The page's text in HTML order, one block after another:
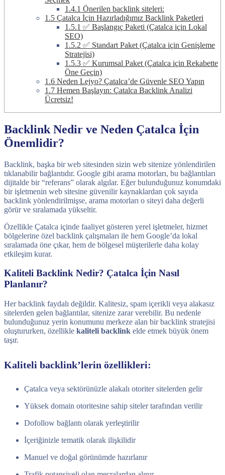
1.4.1 Önerilen backlink siteleri:
1.5 Çatalca İçin Hazırladığımız Backlink Paketleri
1.5.1 ✅ Başlangıç Paketi (Çatalca için Lokal
SEO)
1.5.2 ✅ Standart Paket (Çatalca için Genişleme
Stratejisi)
1.5.3 ✅ Kurumsal Paket (Çatalca için Rekabette
Öne Geçin)
1.6 Neden Lejyo? Çatalca’de Güvenle SEO Yapın
1.7 Hemen Başlayın: Çatalca Backlink Analizi
Ücretsiz!
Backlink Nedir ve Neden Çatalca İçin
Önemlidir?
Backlink, başka bir web sitesinden sizin web sitenize yönlendirilen
tıklanabilir bağlantıdır. Google gibi arama motorları, bu bağlantıları
dijitalde bir “referans” olarak algılar. Eğer bulunduğunuz konumdaki
bir işletmenin web sitesine güvenilir kaynaklardan çok sayıda
backlink yönlendirilmişse, arama motorları o siteyi daha değerli
görür ve sıralamada yükseltir.
Özellikle Çatalca içinde faaliyet gösteren yerel işletmeler, hizmet
bölgelerine özel backlink çalışmaları ile hem Google’da lokal
sıralamada öne çıkar, hem de bölgesel müşterilerle daha kolay
etkileşim kurar.
Kaliteli Backlink Nedir? Çatalca İçin Nasıl
Planlanır?
Her backlink faydalı değildir. Kalitesiz, spam içerikli veya alakasız
sitelerden gelen bağlantılar, sitenize zarar verebilir. Bu nedenle
bulunduğunuz yerin konumunu merkeze alan bir backlink stratejisi
oluştururken, özellikle kaliteli backlink elde etmek büyük önem
taşır.
Kaliteli backlink’lerin özellikleri:
Çatalca veya sektörünüzle alakalı otoriter sitelerden gelir
Yüksek domain otoritesine sahip siteler tarafından verilir
Dofollow bağlantı olarak yerleştirilir
İçeriğinizle tematik olarak ilişkilidir
Manuel ve doğal görünümde hazırlanır